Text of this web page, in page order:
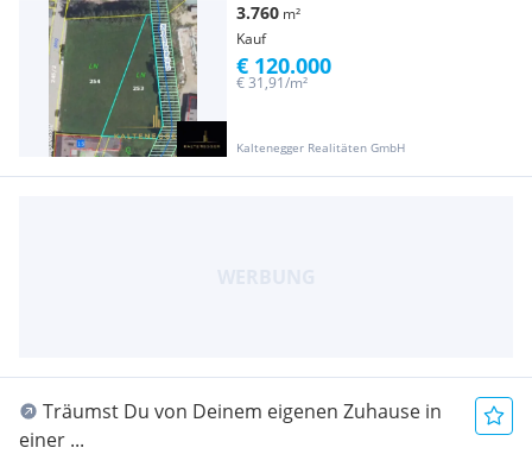
3.760 m²
Kauf
Kaltenegger Realitäten GmbH
€ 31,91/m²
€ 120.000
Träumst Du von Deinem eigenen Zuhause in
einer ...